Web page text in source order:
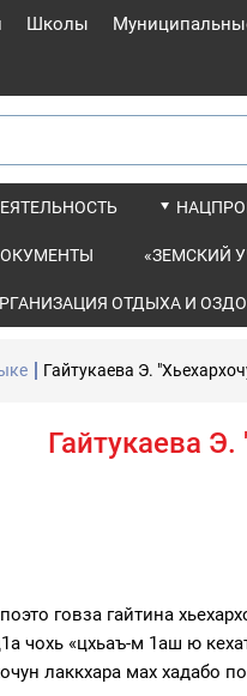
Школы
«ЗЕМСКИЙ
ОТДЫХА И
Гайтукаева Э.
Гайтукаева Э.
говза гайтина
чохь «цхьаъ-м 1аш ю
лаккхара мах хадабо